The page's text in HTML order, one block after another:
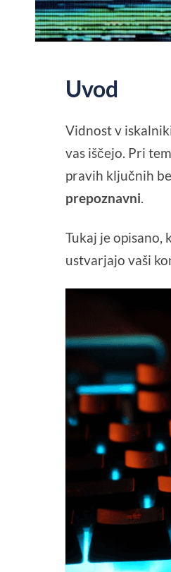
Uvod
Vidnost v
vas iščejo. Pri
pravih ključnih
prepoznavni
Tukaj je opisano,
ustvarjajo vaši